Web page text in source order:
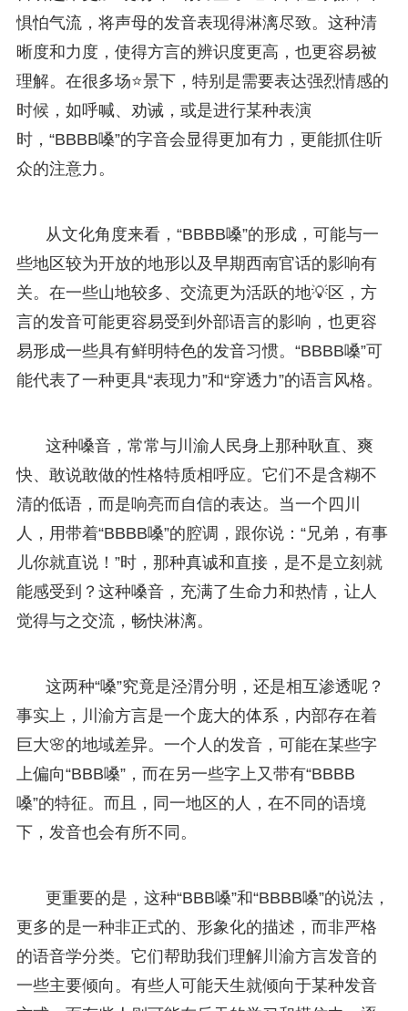
惧怕气流，将声母的发音表现得淋漓尽致。这种清
晰度和力度，使得方言的辨识度更高，也更容易被
理解。在很多场⭐景下，特别是需要表达强烈情感的
时候，如呼喊、劝诫，或是进行某种表演
时，“BBBB嗓”的字音会显得更加有力，更能抓住听
众的注意力。
从文化角度来看，“BBBB嗓”的形成，可能与一
些地区较为开放的地形以及早期西南官话的影响有
关。在一些山地较多、交流更为活跃的地💡区，方
言的发音可能更容易受到外部语言的影响，也更容
易形成一些具有鲜明特色的发音习惯。“BBBB嗓”可
能代表了一种更具“表现力”和“穿透力”的语言风格。
这种嗓音，常常与川渝人民身上那种耿直、爽
快、敢说敢做的性格特质相呼应。它们不是含糊不
清的低语，而是响亮而自信的表达。当一个四川
人，用带着“BBBB嗓”的腔调，跟你说：“兄弟，有事
儿你就直说！”时，那种真诚和直接，是不是立刻就
能感受到？这种嗓音，充满了生命力和热情，让人
觉得与之交流，畅快淋漓。
这两种“嗓”究竟是泾渭分明，还是相互渗透呢？
事实上，川渝方言是一个庞大的体系，内部存在着
巨大🌸的地域差异。一个人的发音，可能在某些字
上偏向“BBB嗓”，而在另一些字上又带有“BBBB
嗓”的特征。而且，同一地区的人，在不同的语境
下，发音也会有所不同。
更重要的是，这种“BBB嗓”和“BBBB嗓”的说法，
更多的是一种非正式的、形象化的描述，而非严格
的语音学分类。它们帮助我们理解川渝方言发音的
一些主要倾向。有些人可能天生就倾向于某种发音